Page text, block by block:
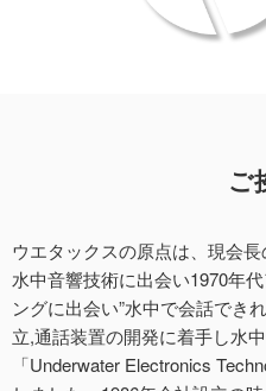
ご
ウエタックスの原点は、現会
水中音響技術に出会い1970年
ングに出会い”水中で会話でき
立,通話装置の開発に着手し水
「Underwater Electronics